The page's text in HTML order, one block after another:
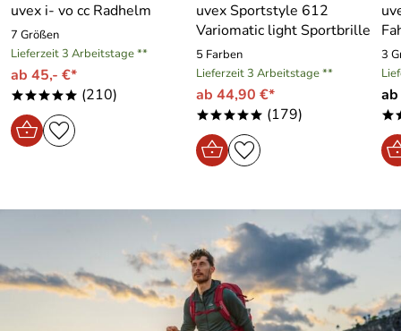
uvex i- vo cc Radhelm
7 Größen
Lieferzeit 3 Arbeitstage **
ab 45,- €*
***** (210)
uvex Sportstyle 612
Variomatic light Sportbrille
5 Farben
Lieferzeit 3 Arbeitstage **
ab 44,90 €*
***** (179)
3